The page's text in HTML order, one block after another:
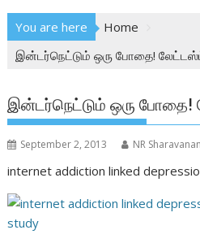
You are here
Home
இன்டர்நெட்டும் ஒரு போதை! லேட்டஸ்ட்
இன்டர்நெட்டும் ஒரு போதை!
September 2, 2013 NR Sharavanan
internet addiction linked